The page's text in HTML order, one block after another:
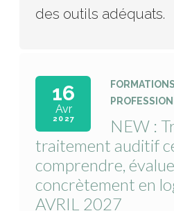
des outils adéquats.
16
Avr
2027
FORMATIONS
NEW :
traitement auditif
comprendre,
concrètement en
AVRIL 2027